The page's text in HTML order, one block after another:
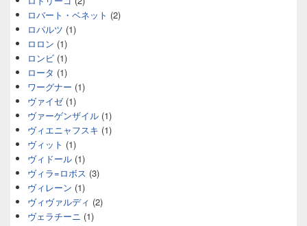
ロバート・ベネット (2)
ロパルツ (1)
ロロン (1)
ロンビ (1)
ロータ (1)
ワーグナー (1)
ヴァイゼ(1)
ヴァーゲンザイル (1)
ヴィエニャフスキ (1)
ヴィット (1)
ヴィドール (1)
ヴィラ=ロボス (3)
ヴィレーン (1)
ヴィヴァルディ (2)
ヴェラチーニ (1)